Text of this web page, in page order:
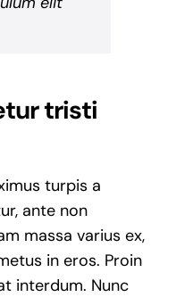
tristi
turpis a
ante non
massa varius ex,
in eros. Proin
interdum. Nunc